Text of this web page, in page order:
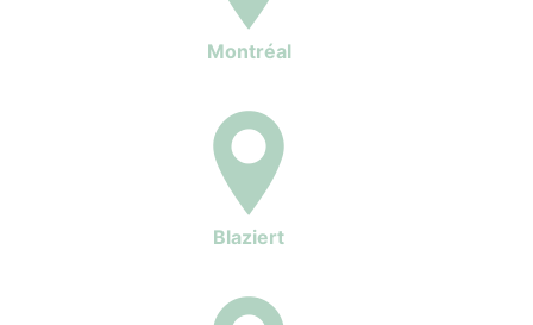
Montréal
Blaziert